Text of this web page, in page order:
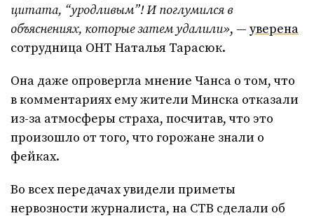
цитата, “уродливым”! И поглумился в
объяснениях, которые затем удалили», — уверена
сотрудница ОНТ Наталья Тарасюк.
Она даже опровергла мнение Чанса о том, что
в комментариях ему жители Минска отказали
из-за атмосферы страха, посчитав, что это
произошло от того, что горожане знали о
фейках.
Во всех передачах увидели приметы
нервозности журналиста, на СТВ сделали об